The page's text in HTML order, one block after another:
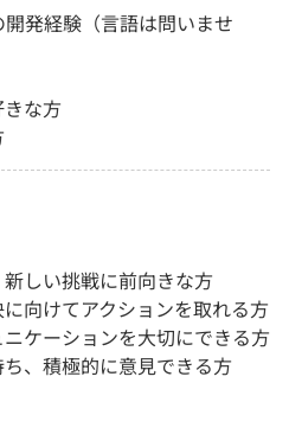
発経験（言語は問いませ
きな方
しい挑戦に前向きな方
向けてアクションを取れる方
ケーションを大切にできる方
、積極的に意見できる方